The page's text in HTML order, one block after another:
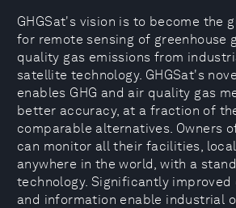
GHGSat's vision is to become the
for remote sensing of greenhouse
quality gas emissions from
satellite technology. GHGSat's
enables GHG and air quality gas
better accuracy, at a fraction of
comparable alternatives. Owners
can monitor all their facilities,
anywhere in the world, with a
technology. Significantly improved
and information enable industrial